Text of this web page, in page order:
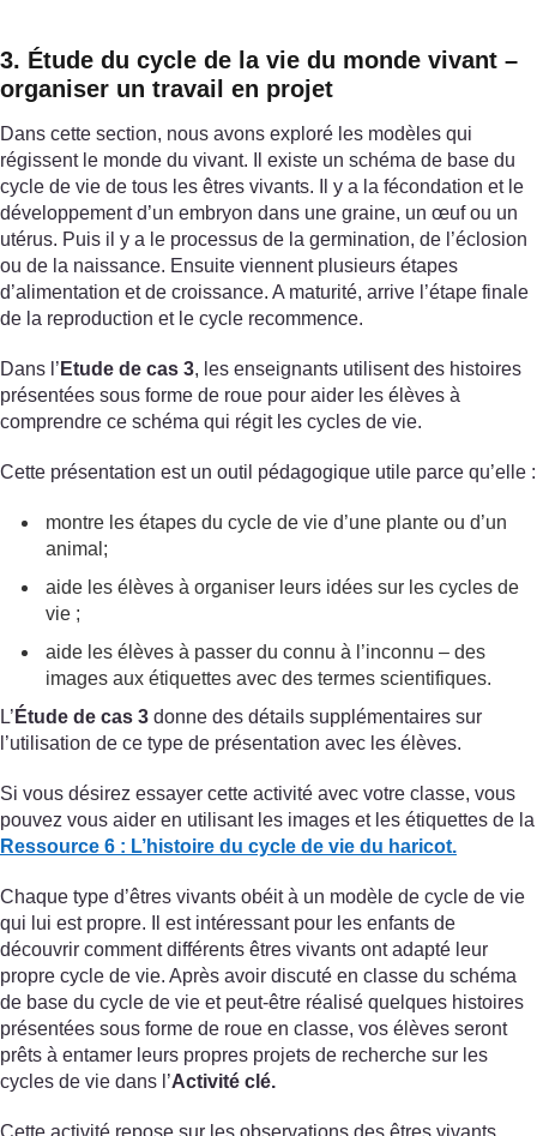
3. Étude du cycle de la vie du monde vivant –
organiser un travail en projet
Dans cette section, nous avons exploré les modèles qui
régissent le monde du vivant. Il existe un schéma de base du
cycle de vie de tous les êtres vivants. Il y a la fécondation et le
développement d’un embryon dans une graine, un œuf ou un
utérus. Puis il y a le processus de la germination, de l’éclosion
ou de la naissance. Ensuite viennent plusieurs étapes
d’alimentation et de croissance. A maturité, arrive l’étape finale
de la reproduction et le cycle recommence.
Dans l’ Etude de cas 3, les enseignants utilisent des histoires
présentées sous forme de roue pour aider les élèves à
comprendre ce schéma qui régit les cycles de vie.
Cette présentation est un outil pédagogique utile parce qu’elle :
montre les étapes du cycle de vie d’une plante ou d’un
animal;
aide les élèves à organiser leurs idées sur les cycles de
vie ;
aide les élèves à passer du connu à l’inconnu – des
images aux étiquettes avec des termes scientifiques.
L’ Étude de cas 3 donne des détails supplémentaires sur
l’utilisation de ce type de présentation avec les élèves.
Si vous désirez essayer cette activité avec votre classe, vous
pouvez vous aider en utilisant les images et les étiquettes de la
Ressource 6 : L’histoire du cycle de vie du haricot.
Chaque type d’êtres vivants obéit à un modèle de cycle de vie
qui lui est propre. Il est intéressant pour les enfants de
découvrir comment différents êtres vivants ont adapté leur
propre cycle de vie. Après avoir discuté en classe du schéma
de base du cycle de vie et peut-être réalisé quelques histoires
présentées sous forme de roue en classe, vos élèves seront
prêts à entamer leurs propres projets de recherche sur les
cycles de vie dans l’Activité clé.
Cette activité repose sur les observations des êtres vivants